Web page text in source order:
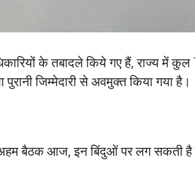
के तबादले किये गए हैं, राज्य में कुल
पुरानी जिम्मेदारी से अवमुक्त किया गया है।
बैठक आज, इन बिंदुओं पर लग सकती है